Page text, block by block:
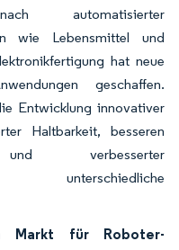
automatisierter
wie Lebensmittel und
hat neue
geschaffen.
Entwicklung innovativer
Haltbarkeit, besseren
und verbesserter
unterschiedliche
Markt für Roboter-